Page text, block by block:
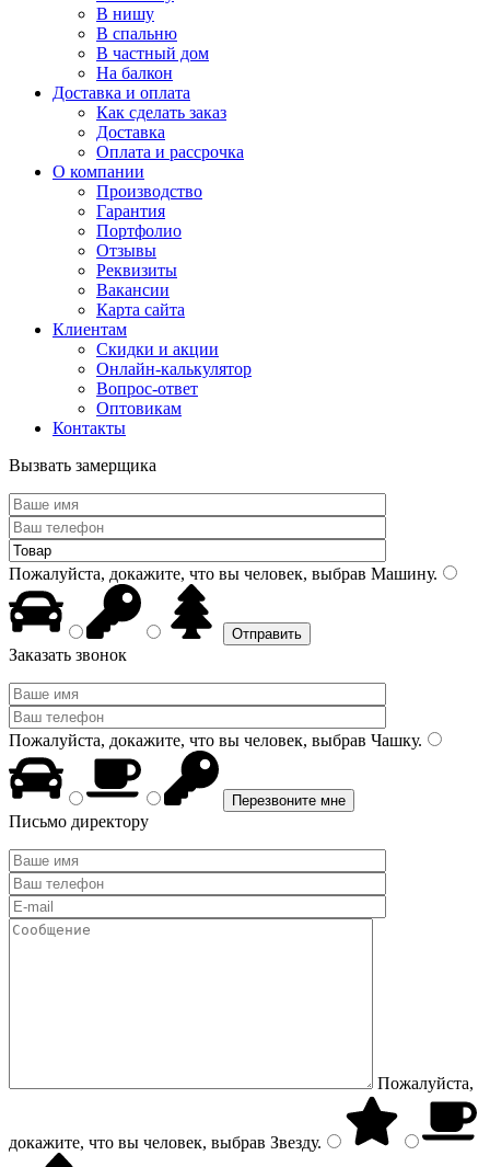
В нишу
В спальню
В частный дом
На балкон
Доставка и оплата
Как сделать заказ
Доставка
Оплата и рассрочка
О компании
Производство
Гарантия
Портфолио
Отзывы
Реквизиты
Вакансии
Карта сайта
Клиентам
Скидки и акции
Онлайн-калькулятор
Вопрос-ответ
Оптовикам
Контакты
Вызвать замерщика
Пожалуйста, докажите, что вы человек, выбрав Машину.
Заказать звонок
Пожалуйста, докажите, что вы человек, выбрав Чашку.
Письмо директору
Пожалуйста,
докажите, что вы человек, выбрав Звезду.